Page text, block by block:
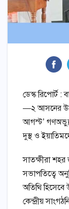
ডেস্ক রিপোর্ট :
—২ আসনের
আগস্ট’
দুস্থ ও
সাতক্ষীরা
সভাপতিত্বে
অতিথি হিসেবে
কেন্দ্রীয়